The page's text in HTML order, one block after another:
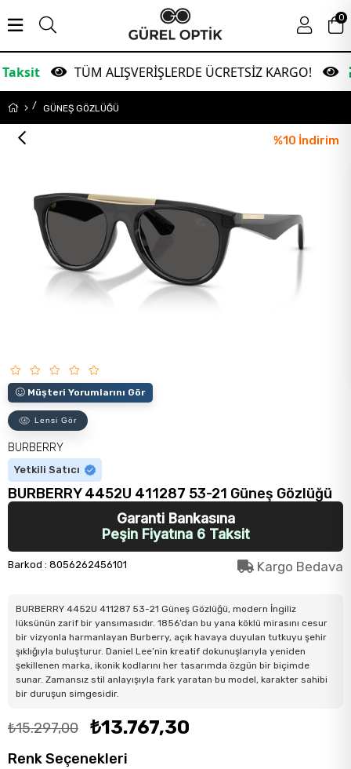
TÜM ALIŞVERİŞLERDE ÜCRETSİZ KARGO!
0
GÜNEŞ GÖZLÜĞÜ
%10 İndirim
Müşteri Yorumlarını Gör
Lensi Gör
BURBERRY
Yetkili Satıcı
BURBERRY 4452U 411287 53-21 Güneş Gözlüğü
Garanti Bankasına
Peşin Fiyatına 6 Taksit
Barkod : 8056262456101 Kargo Bedava
BURBERRY 4452U 411287 53-21 Güneş Gözlüğü, modern İngiliz
lüksünün zarif bir yansımasıdır. 1856’dan bu yana köklü mirasını cesur
bir vizyonla harmanlayan Burberry, açık havaya duyulan tutkuyu şehir
şıklığıyla buluşturur. Daniel Lee’nin kreatif dokunuşlarıyla yeniden
şekillenen marka, ikonik kodlarını her tasarımda özgün bir biçimde
sunar. Zamansız stil anlayışıyla fark yaratan bu model, karakter sahibi
bir duruşun simgesidir.
₺15.297,00 ₺13.767,30
Renk Seçenekleri